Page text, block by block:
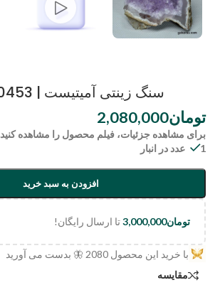
سنگ زینتی آمیتیست | code:0453
تومان2,080,000
برای مشاهده جزئیات، فیلم محصول را مشاهده کنید
1 عدد در انبار
افزودن به سبد خرید
تومان3,000,000تا ارسال رایگان!
با خرید این محصول 2080 🦋 بدست می آورید
مقایسه